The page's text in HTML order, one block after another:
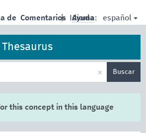
| Idioma: español
de Comentarios Ayuda
× Buscar
this concept in this language